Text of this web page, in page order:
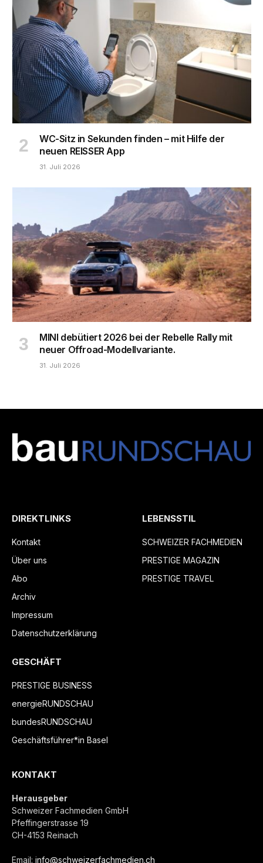
WC-Sitz in Sekunden finden – mit Hilfe der
neuen REISSER App
31. Juli 2026
MINI debütiert 2026 bei der Rebelle Rally mit
neuer Offroad-Modellvariante.
31. Juli 2026
DIREKTLINKS
Kontakt
Über uns
Abo
Archiv
Impressum
Datenschutzerklärung
LEBENSSTIL
SCHWEIZER FACHMEDIEN
PRESTIGE MAGAZIN
PRESTIGE TRAVEL
GESCHÄFT
PRESTIGE BUSINESS
energieRUNDSCHAU
bundesRUNDSCHAU
Geschäftsführer*in Basel
KONTAKT
Herausgeber
Schweizer Fachmedien GmbH
Pfeffingerstrasse 19
CH-4153 Reinach
Email: info@schweizerfachmedien.ch